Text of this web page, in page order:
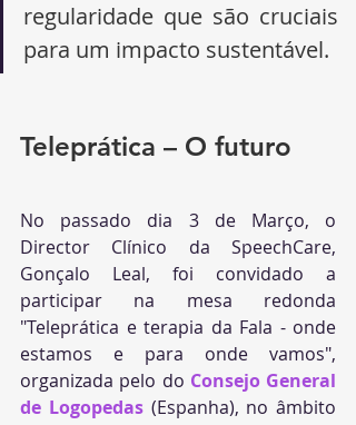
regularidade que são cruciais
para um impacto sustentável.
Teleprática – O futuro
No passado dia 3 de Março, o
Director Clínico da SpeechCare,
Gonçalo Leal, foi convidado a
participar na mesa redonda
"Teleprática e terapia da Fala - onde
estamos e para onde vamos",
organizada pelo do Consejo General
de Logopedas (Espanha), no âmbito